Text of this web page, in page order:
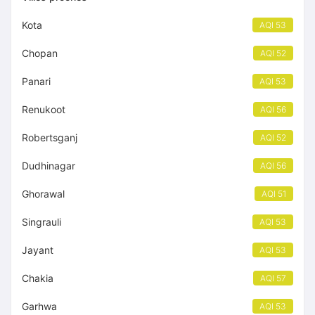
Kota AQI 53
Chopan AQI 52
Panari AQI 53
Renukoot AQI 56
Robertsganj AQI 52
Dudhinagar AQI 56
Ghorawal AQI 51
Singrauli AQI 53
Jayant AQI 53
Chakia AQI 57
Garhwa AQI 53